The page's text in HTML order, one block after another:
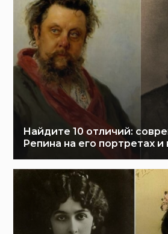
Найдите 10 отличий:
Репина на его портретах